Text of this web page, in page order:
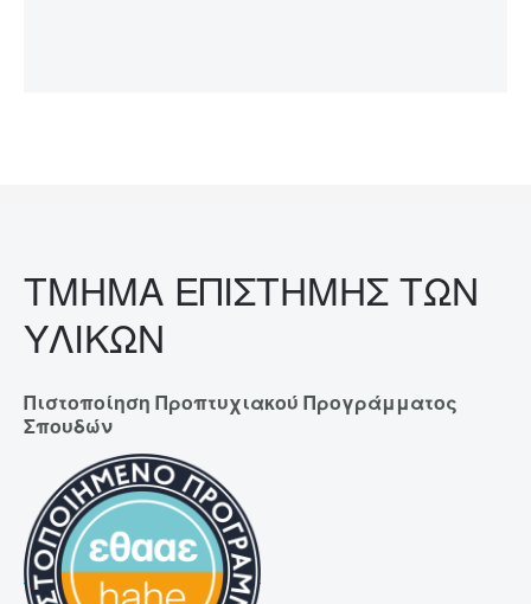
ΤΜΗΜΑ ΕΠΙΣΤΗΜΗΣ ΤΩΝ
ΥΛΙΚΩΝ
Πιστοποίηση Προπτυχιακού Προγράμματος
Σπουδών